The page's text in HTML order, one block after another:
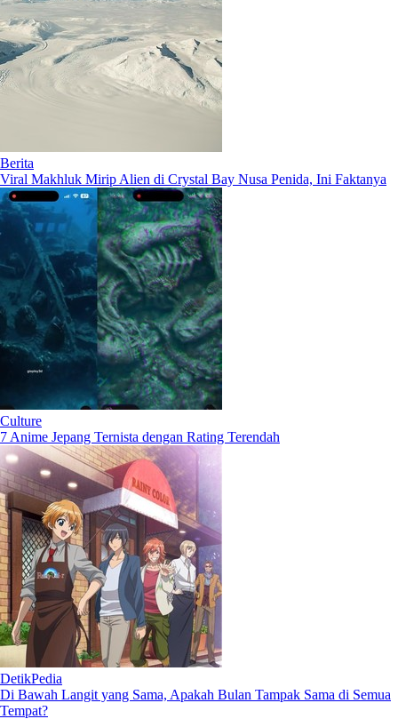
Berita
Viral Makhluk Mirip Alien di Crystal Bay Nusa Penida, Ini Faktanya
Culture
7 Anime Jepang Ternista dengan Rating Terendah
DetikPedia
Di Bawah Langit yang Sama, Apakah Bulan Tampak Sama di Semua
Tempat?